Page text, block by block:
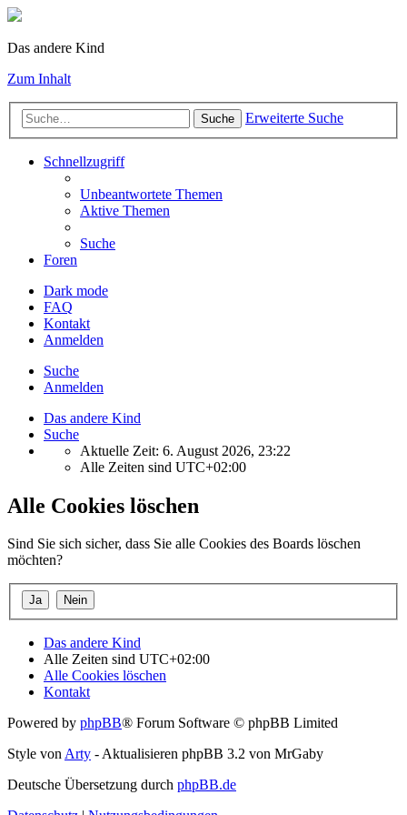
Das andere Kind
Zum Inhalt
Suche Erweiterte Suche
Schnellzugriff
Unbeantwortete Themen
Aktive Themen
Suche
Foren
Dark mode
FAQ
Kontakt
Anmelden
Suche
Anmelden
Das andere Kind
Suche
Aktuelle Zeit: 6. August 2026, 23:22
Alle Zeiten sind UTC+02:00
Alle Cookies löschen
Sind Sie sich sicher, dass Sie alle Cookies des Boards löschen
möchten?
Das andere Kind
Alle Zeiten sind UTC+02:00
Alle Cookies löschen
Kontakt
Powered by phpBB® Forum Software © phpBB Limited
Style von Arty - Aktualisieren phpBB 3.2 von MrGaby
Deutsche Übersetzung durch phpBB.de